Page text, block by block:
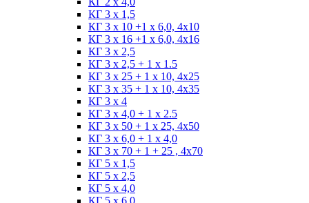
КГ 3 х 1,5
КГ 3 х 10 +1 x 6,0, 4х10
КГ 3 х 16 +1 x 6,0, 4х16
КГ 3 х 2,5
КГ 3 х 2,5 + 1 x 1.5
КГ 3 х 25 + 1 х 10, 4х25
КГ 3 х 35 + 1 x 10, 4х35
КГ 3 х 4
КГ 3 х 4,0 + 1 x 2.5
КГ 3 х 50 + 1 x 25, 4х50
КГ 3 х 6,0 + 1 x 4,0
КГ 3 х 70 + 1 + 25 , 4х70
КГ 5 х 1,5
КГ 5 х 2,5
КГ 5 х 4,0
КГ 5 х 6,0